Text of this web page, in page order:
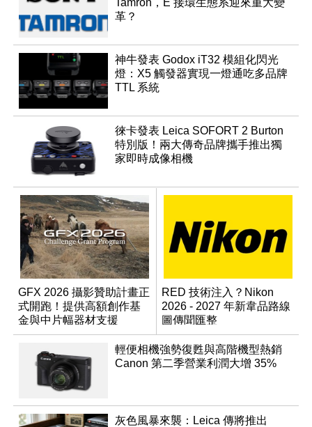
Tamron，E 接環生態系迎來重大變
革？
神牛發表 Godox iT32 模組化閃光
燈：X5 觸發器實現一燈通吃多品牌
TTL 系統
徠卡發表 Leica SOFORT 2 Burton
特別版！兩大傳奇品牌攜手推出獨
家即時成像相機
GFX 2026 攝影贊助計畫正
式開跑！提供高額創作基
金與中片幅器材支援
RED 技術注入？Nikon
2026 - 2027 年新韋品路線
圖傳聞匯整
輕便相機強勢復甦與高階機型熱銷
Canon 第二季營業利潤大增 35%
灰色風暴來襲：Leica 傳將推出